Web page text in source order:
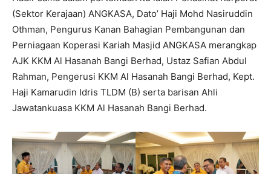
(Sektor Kerajaan) ANGKASA, Dato’ Haji Mohd Nasiruddin
Othman, Pengurus Kanan Bahagian Pembangunan dan
Perniagaan Koperasi Kariah Masjid ANGKASA merangkap
AJK KKM Al Hasanah Bangi Berhad, Ustaz Safian Abdul
Rahman, Pengerusi KKM Al Hasanah Bangi Berhad, Kept.
Haji Kamarudin Idris TLDM (B) serta barisan Ahli
Jawatankuasa KKM Al Hasanah Bangi Berhad.